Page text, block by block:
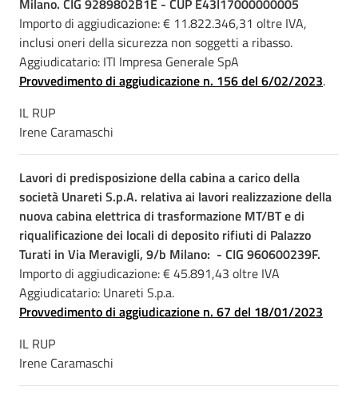
Milano. CIG 9289802B1E - CUP E43I17000000005
Importo di aggiudicazione: € 11.822.346,31 oltre IVA,
inclusi oneri della sicurezza non soggetti a ribasso.
Aggiudicatario: ITI Impresa Generale SpA
Provvedimento di aggiudicazione n. 156 del 6/02/2023.
IL RUP
Irene Caramaschi
Lavori di predisposizione della cabina a carico della
società Unareti S.p.A. relativa ai lavori realizzazione della
nuova cabina elettrica di trasformazione MT/BT e di
riqualificazione dei locali di deposito rifiuti di Palazzo
Turati in Via Meravigli, 9/b Milano: - CIG 960600239F.
Importo di aggiudicazione: € 45.891,43 oltre IVA
Aggiudicatario: Unareti S.p.a.
Provvedimento di aggiudicazione n. 67 del 18/01/2023
IL RUP
Irene Caramaschi